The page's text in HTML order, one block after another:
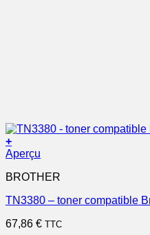
+
Aperçu
BROTHER
TN3380 – toner compatible
67,86 € TTC